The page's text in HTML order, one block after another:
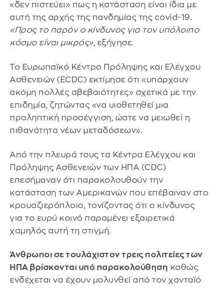
«δεν πιστεύει» πως η κατάσταση είναι ίδια με
αυτή της αρχής της πανδημίας της covid-19.
«Προς το παρόν ο κίνδυνος για τον υπόλοιπο
κόσμο είναι μικρός», εξήγησε.
Το Ευρωπαϊκό Κέντρο Πρόληψης και Ελέγχου
Ασθενειών (ECDC) εκτίμησε ότι «υπάρχουν
ακόμη πολλές αβεβαιότητες» σχετικά με την
επιδημία, ζητώντας «να υιοθετηθεί μια
προληπτική προσέγγιση, ώστε να μειωθεί η
πιθανότητα νέων μεταδόσεων».
Από την πλευρά τους τα Κέντρα Ελέγχου και
Πρόληψης Ασθενειών των ΗΠΑ (CDC)
επεσήμαναν ότι παρακολουθούν την
κατάσταση των Αμερικανών που επέβαιναν στο
κρουαζιερόπλοιο, τονίζοντας ότι ο κίνδυνος
για το ευρύ κοινό παραμένει εξαιρετικά
χαμηλός αυτή τη στιγμή.
Άνθρωποι σε τουλάχιστον τρεις πολιτείες των
ΗΠΑ βρίσκονται υπό παρακολούθηση καθώς
ενδέχεται να έχουν μολυνθεί από τον χανταϊό